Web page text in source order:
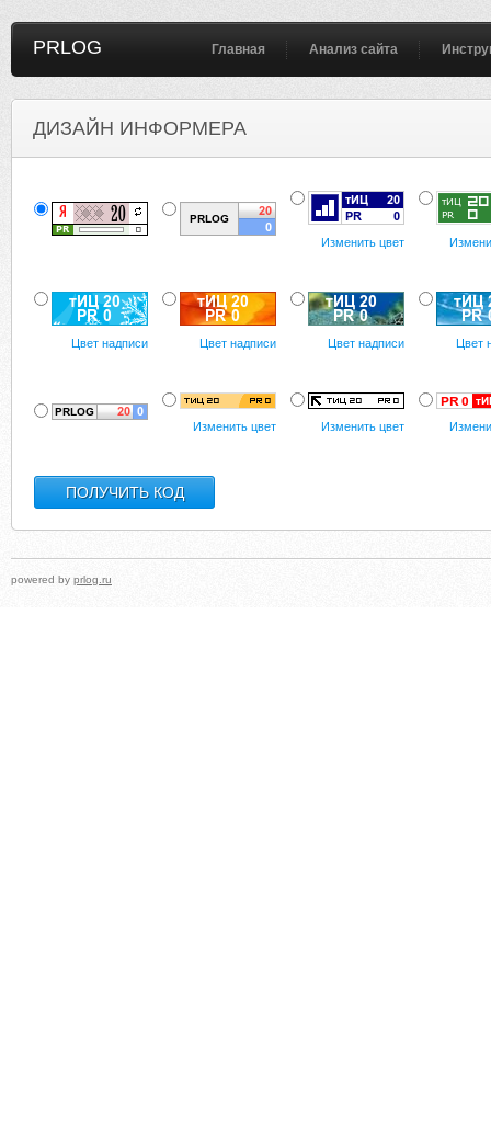
PRLOG Главная Анализ сайта
ДИЗАЙН ИНФОРМЕРА
Изменить цвет
Цвет надписи Цвет надписи Цвет надписи Цвет
Изменить цвет Изменить цвет
powered by prlog.ru